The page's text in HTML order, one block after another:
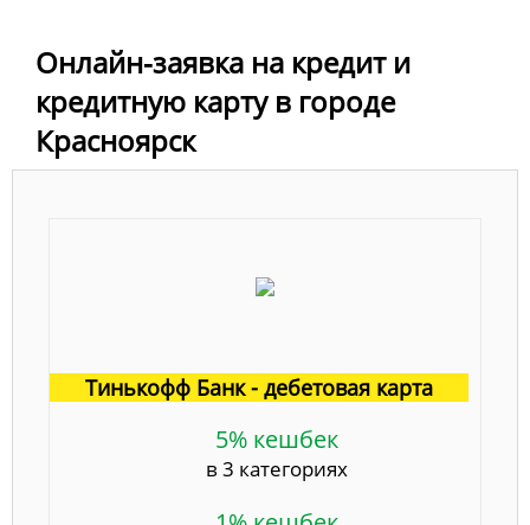
Онлайн-заявка на кредит и
кредитную карту в городе
Красноярск
Тинькофф Банк - дебетовая карта
5% кешбек
в 3 категориях